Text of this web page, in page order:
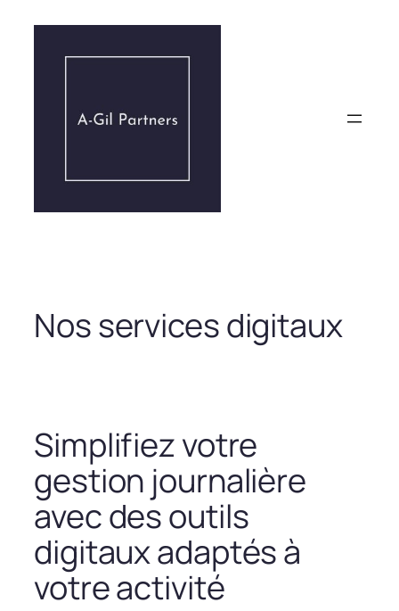
contenu
Nos services digitaux
Simplifiez votre
gestion journalière
avec des outils
digitaux adaptés à
votre activité